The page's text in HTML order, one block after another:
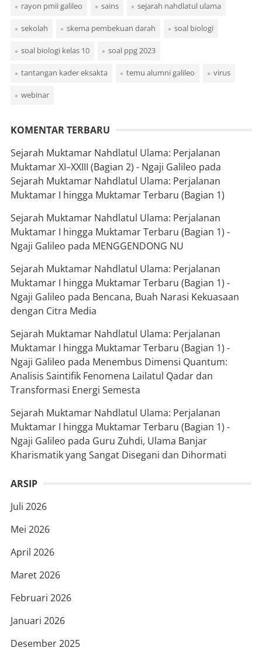
rayon pmii galileo sains sejarah nahdlatul ulama
sekolah skema pembekuan darah soal biologi
soal biologi kelas 10 soal ppg 2023
tantangan kader eksakta temu alumni galileo virus
webinar
KOMENTAR TERBARU
Sejarah Muktamar Nahdlatul Ulama: Perjalanan
Muktamar XI–XXIII (Bagian 2) - Ngaji Galileo pada
Sejarah Muktamar Nahdlatul Ulama: Perjalanan
Muktamar I hingga Muktamar Terbaru (Bagian 1)
Sejarah Muktamar Nahdlatul Ulama: Perjalanan
Muktamar I hingga Muktamar Terbaru (Bagian 1) -
Ngaji Galileo pada MENGGENDONG NU
Sejarah Muktamar Nahdlatul Ulama: Perjalanan
Muktamar I hingga Muktamar Terbaru (Bagian 1) -
Ngaji Galileo pada Bencana, Buah Narasi Kekuasaan
dengan Citra Media
Sejarah Muktamar Nahdlatul Ulama: Perjalanan
Muktamar I hingga Muktamar Terbaru (Bagian 1) -
Ngaji Galileo pada Menembus Dimensi Quantum:
Analisis Saintifik Fenomena Lailatul Qadar dan
Transformasi Energi Semesta
Sejarah Muktamar Nahdlatul Ulama: Perjalanan
Muktamar I hingga Muktamar Terbaru (Bagian 1) -
Ngaji Galileo pada Guru Zuhdi, Ulama Banjar
Kharismatik yang Sangat Disegani dan Dihormati
ARSIP
Juli 2026
Mei 2026
April 2026
Maret 2026
Februari 2026
Januari 2026
Desember 2025